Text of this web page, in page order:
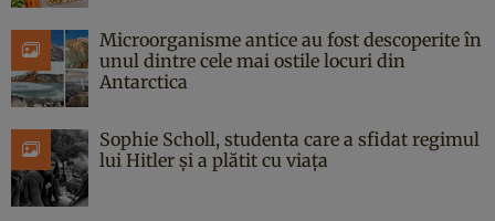
Microorganisme antice au fost descoperite în
unul dintre cele mai ostile locuri din
Antarctica
Sophie Scholl, studenta care a sfidat regimul
lui Hitler și a plătit cu viața